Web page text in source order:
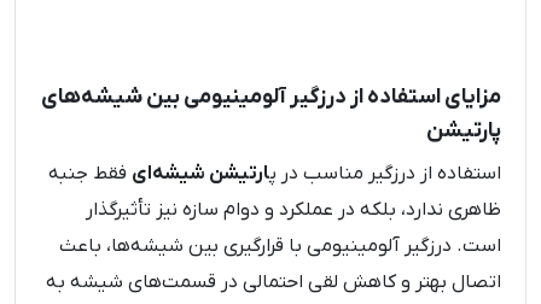
مزایای استفاده از درزگیر آلومینیومی بین شیشه‌های
پارتیشن
استفاده از درزگیر مناسب در پارتیشن شیشه‌ای فقط جنبه
ظاهری ندارد، بلکه در عملکرد و دوام سازه نیز تأثیرگذار
است. درزگیر آلومینیومی با قرارگیری بین شیشه‌ها، باعث
اتصال بهتر و کاهش لقی احتمالی در قسمت‌های شیشه به